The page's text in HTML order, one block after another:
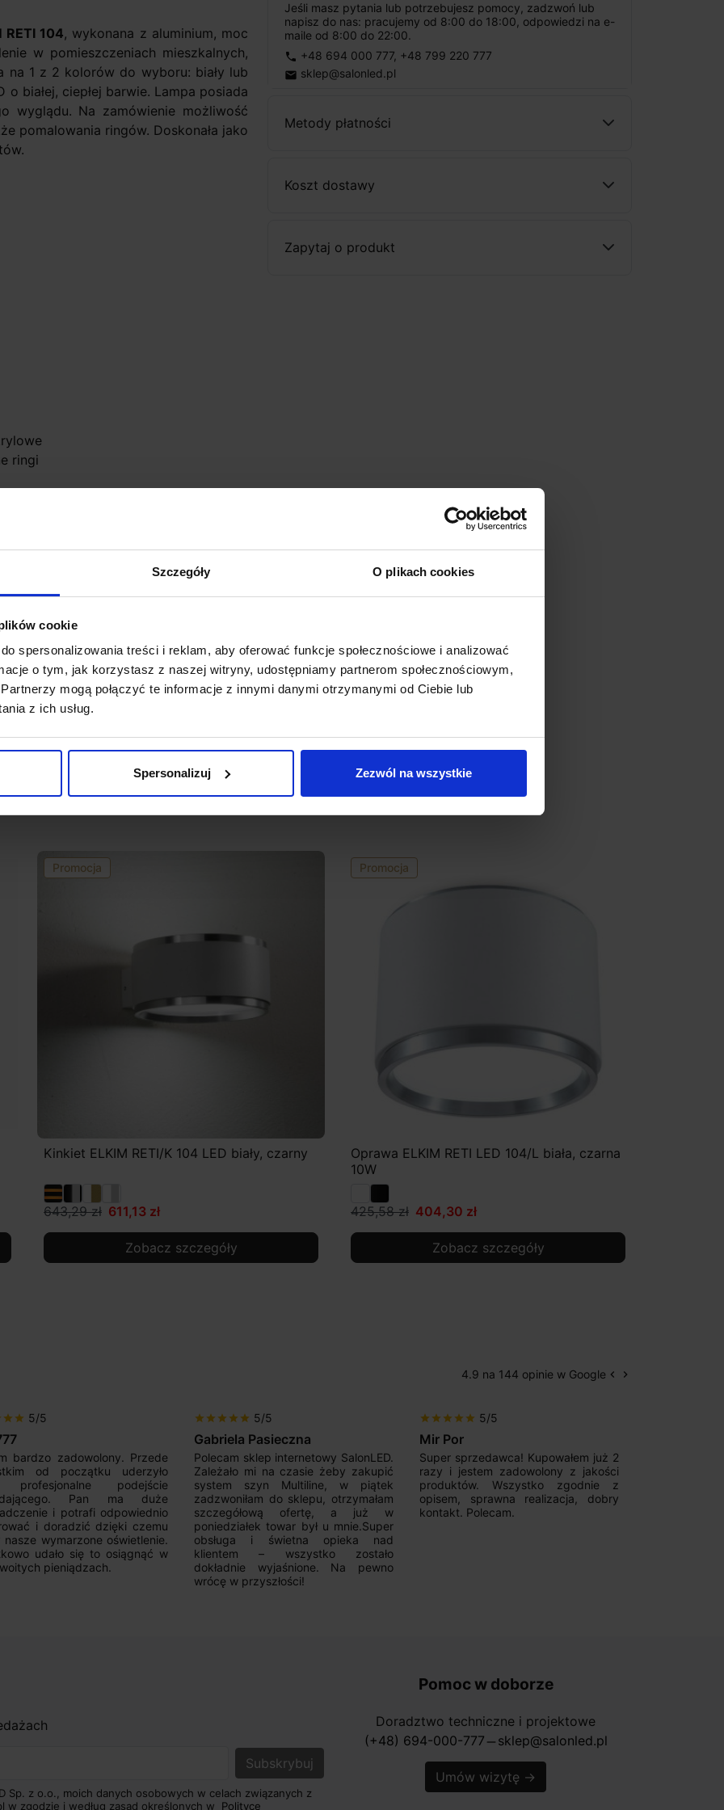
Szczegóły O plikach cookies
cookie
spersonalizowania treści i reklam, aby oferować funkcje społecznościowe i analizować
o tym, jak korzystasz z naszej witryny, udostępniamy partnerom społecznościowym,
mogą połączyć te informacje z innymi danymi otrzymanymi od Ciebie lub
z ich usług.
Spersonalizuj Zezwól na wszystkie
Jeśli masz pytania lub potrzebujesz pomocy, zadzwoń lub
napisz do nas: pracujemy od 8:00 do 18:00, odpowiedzi na e-
maile od 8:00 do 22:00.
phone +48 694 000 777, +48 799 220 777
email sklep@salonled.pl
Metody płatności
Koszt dostawy
Zapytaj o produkt
RETI 104, wykonana z aluminium, moc
w pomieszczeniach mieszkalnych,
na 1 z 2 kolorów do wyboru: biały lub
białej, ciepłej barwie. Lampa posiada
wyglądu. Na zamówienie możliwość
pomalowania ringów. Doskonała jako
ringi
Promocja
Kinkiet ELKIM RETI/K 104 LED biały, czarny
643,29 zł 611,13 zł
Zobacz szczegóły
Promocja
Oprawa ELKIM RETI LED 104/L biała, czarna
10W
425,58 zł 404,30 zł
Zobacz szczegóły
4.9 na 144 opinie w Google Poprzedni
keyboard_arrow_left Następny
keyboard_arrow_right
star star 5/5
bardzo zadowolony. Przede
od początku uderzyło
profesjonalne podejście
Pan ma duże
i potrafi odpowiednio
i doradzić dzięki czemu
nasze wymarzone oświetlenie.
udało się to osiągnąć w
pieniądzach.
star star star star star 5/5
Gabriela Pasieczna
Polecam sklep internetowy SalonLED.
Zależało mi na czasie żeby zakupić
system szyn Multiline, w piątek
zadzwoniłam do sklepu, otrzymałam
szczegółową ofertę, a już w
poniedziałek towar był u mnie.Super
obsługa i świetna opieka nad
klientem – wszystko zostało
dokładnie wyjaśnione. Na pewno
wrócę w przyszłości!
star star star star star 5/5
Mir Por
Super sprzedawca! Kupowałem już 2
razy i jestem zadowolony z jakości
produktów. Wszystko zgodnie z
opisem, sprawna realizacja, dobry
kontakt. Polecam.
Sp. z o.o., moich danych osobowych w celach związanych z
zgodzie i według zasad określonych w Polityce
Pomoc w doborze
Doradztwo techniczne i projektowe
(+48) 694-000-777 horizontal_rule sklep@salonled.pl
Umów wizytę →